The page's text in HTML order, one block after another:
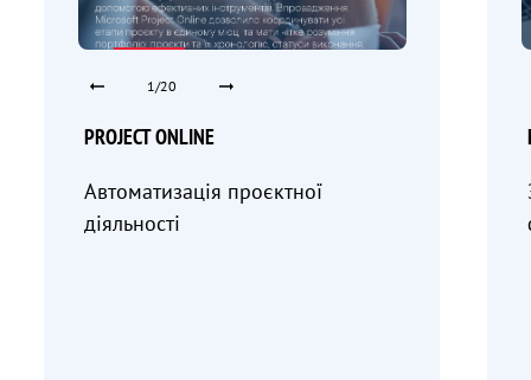
PROJECT ONLINE
Автоматизація проєктної
діяльності
1/20